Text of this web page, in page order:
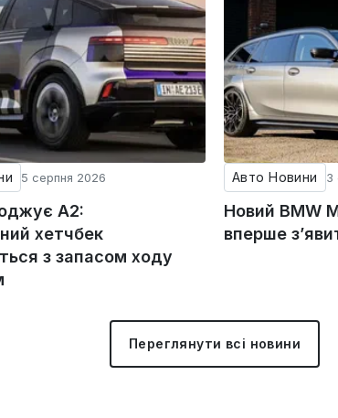
5 серпня 2026
A2:
хетчбек
з запасом ходу
Авто Новини 3
Новий BMW
вперше
Переглянути всі новини